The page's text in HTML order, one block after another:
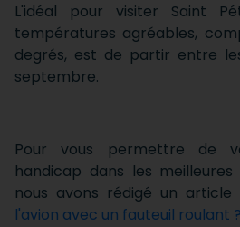
L'idéal pour visiter Saint
températures agréables,
degrés, est de partir entre
septembre.
Pour vous permettre de
handicap dans les meilleures
nous avons rédigé un article
l'avion avec un fauteuil roulant ?